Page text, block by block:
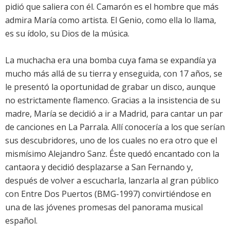
pidió que saliera con él. Camarón es el hombre que más
admira María como artista. El Genio, como ella lo llama,
es su ídolo, su Dios de la música.
La muchacha era una bomba cuya fama se expandía ya
mucho más allá de su tierra y enseguida, con 17 años, se
le presentó la oportunidad de grabar un disco, aunque
no estrictamente flamenco. Gracias a la insistencia de su
madre, María se decidió a ir a Madrid, para cantar un par
de canciones en La Parrala. Allí conocería a los que serían
sus descubridores, uno de los cuales no era otro que el
mismísimo Alejandro Sanz. Éste quedó encantado con la
cantaora y decidió desplazarse a San Fernando y,
después de volver a escucharla, lanzarla al gran público
con Entre Dos Puertos (BMG-1997) convirtiéndose en
una de las jóvenes promesas del panorama musical
español.